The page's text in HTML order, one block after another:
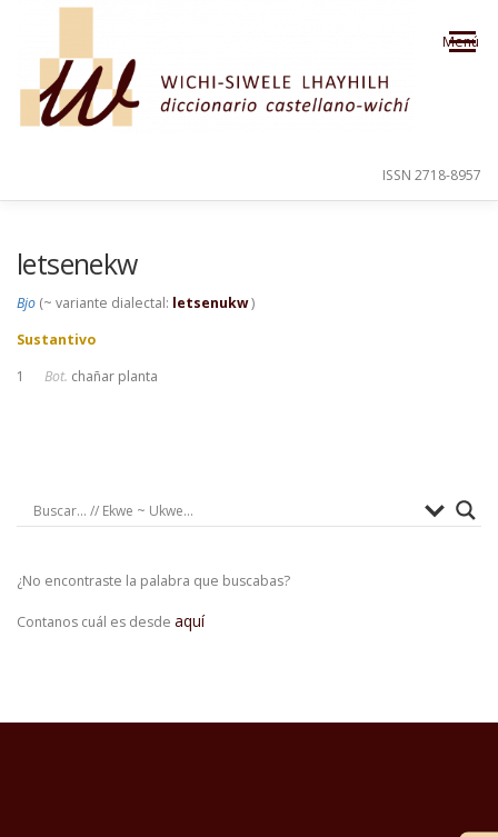
Saltar al contenido
Menú
ISSN 2718-8957
letsenekw
Bjo (~ variante dialectal: letsenukw)
Sustantivo
1 Bot. chañar planta
¿No encontraste la palabra que buscabas?
Contanos cuál es desde aquí